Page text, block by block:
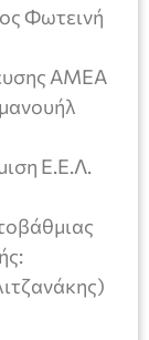
Φωτεινή
ΑΜΕΑ
Ε.Ε.Λ.